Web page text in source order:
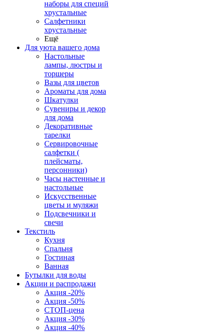
наборы для специй
хрустальные
Салфетники
хрустальные
Ещё
Для уюта вашего дома
Настольные
лампы, люстры и
торшеры
Вазы для цветов
Ароматы для дома
Шкатулки
Сувениры и декор
для дома
Декоративные
тарелки
Сервировочные
салфетки (
плейсматы,
персонники)
Часы настенные и
настольные
Искусственные
цветы и муляжи
Подсвечники и
свечи
Текстиль
Кухня
Спальня
Гостиная
Ванная
Бутылки для воды
Акции и распродажи
Акция -20%
Акция -50%
СТОП-цена
Акция -30%
Акция -40%